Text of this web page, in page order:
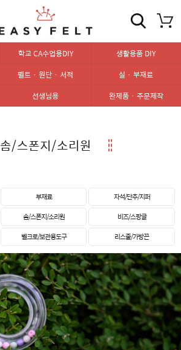
학교 CA수업용DIY
생활용품 DIY
펠트 · 원단 · 서적
실 · 부재료
선생님용 완제품 · 주문제작
솜/스폰지/소리원
부재료
자석/단추/지퍼
솜/스폰지/소리원
비즈/스팡글
벨크로/보관용도구 리스줄/가방끈